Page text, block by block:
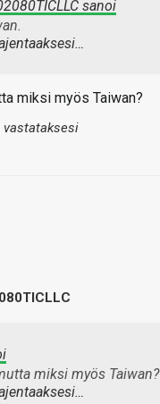
sanoi
miksi myös Taiwan?
vastataksesi
miksi myös Taiwan?